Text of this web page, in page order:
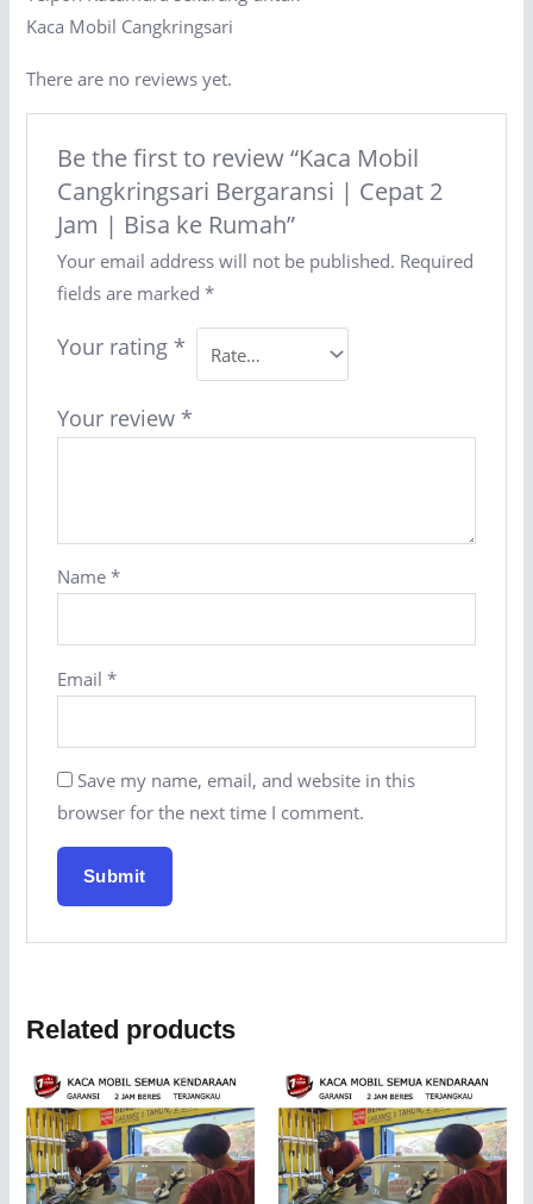
Kaca Mobil Cangkringsari
There are no reviews yet.
Be the first to review “Kaca Mobil
Cangkringsari Bergaransi | Cepat 2
Jam | Bisa ke Rumah”
Your email address will not be published. Required
fields are marked *
Your rating *
Your review *
Name *
Email *
Save my name, email, and website in this
browser for the next time I comment.
Related products